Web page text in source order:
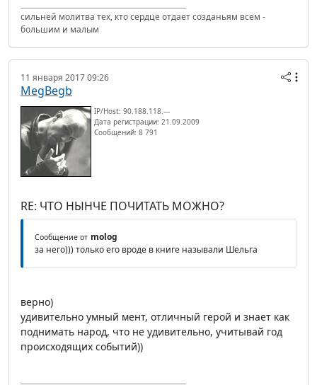
сильней молитва тех, кто сердце отдает созданьям всем -
большим и малым
11 января 2017 09:26
MegBegb
IP/Host: 90.188.118.---
Дата регистрации: 21.09.2009
Сообщений: 8 791
RE: ЧТО НЫНЧЕ ПОЧИТАТЬ МОЖНО?
Сообщение от molog
за него))) только его вроде в книге называли Шельга
верно)
удивительно умный мент, отличный герой и знает как
поднимать народ, что не удивительно, учитывай год
происходящих событий))